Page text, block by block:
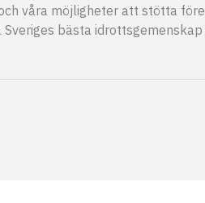
våra möjligheter att stötta
bästa